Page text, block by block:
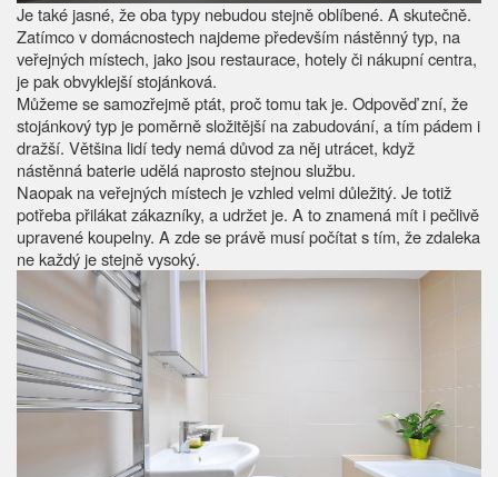
Je také jasné, že oba typy nebudou stejně oblíbené. A skutečně.
Zatímco v domácnostech najdeme především nástěnný typ, na
veřejných místech, jako jsou restaurace, hotely či nákupní centra,
je pak obvyklejší stojánková.
Můžeme se samozřejmě ptát, proč tomu tak je. Odpověď zní, že
stojánkový typ je poměrně složitější na zabudování, a tím pádem i
dražší. Většina lidí tedy nemá důvod za něj utrácet, když
nástěnná baterie udělá naprosto stejnou službu.
Naopak na veřejných místech je vzhled velmi důležitý. Je totiž
potřeba přilákat zákazníky, a udržet je. A to znamená mít i pečlivě
upravené koupelny. A zde se právě musí počítat s tím, že zdaleka
ne každý je stejně vysoký.